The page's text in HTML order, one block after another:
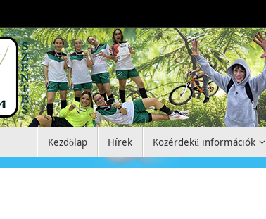
Kezdőlap Hírek Közérdekű információk